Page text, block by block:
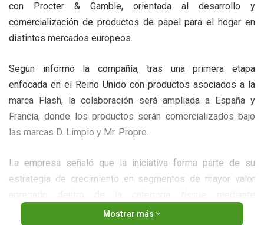
con Procter & Gamble, orientada al desarrollo y
comercialización de productos de papel para el hogar en
distintos mercados europeos.
Según informó la compañía, tras una primera etapa
enfocada en el Reino Unido con productos asociados a la
marca Flash, la colaboración será ampliada a España y
Francia, donde los productos serán comercializados bajo
las marcas D. Limpio y Mr. Propre.
La empresa señaló que la iniciativa forma parte de su
estrategia de crecimiento en segmentos de mayor valor
soluciones de marca enfocadas en calidad y diferenciación.
Mostrar más